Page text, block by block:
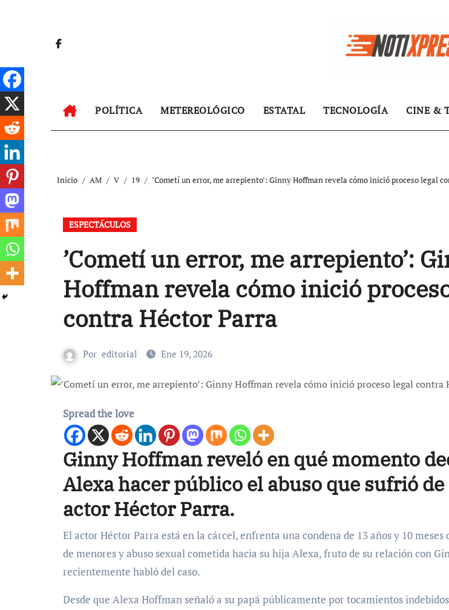
POLÍTICA METEREOLÓGICO ESTATAL TECNOLOGÍA CINE &
Inicio AM V 19 ⁠’Cometí un error, me arrepiento’: Ginny Hoffman revela cómo inició proceso legal
ESPECTÁCULOS
⁠’Cometí un error, me arrepiento’:
Hoffman revela cómo inició
contra Héctor Parra
Por editorial Ene 19, 2026
Spread the love
Ginny Hoffman reveló en qué momento
Alexa hacer público el abuso que sufrió de
actor Héctor Parra.
El actor Héctor Parra está en la cárcel, enfrenta una condena de 13 años y 10 meses de prisión por corrupción
de menores y abuso sexual cometida hacia su hija Alexa, fruto de su relación con
recientemente habló del caso.
Desde que Alexa Hoffman señaló a su papá públicamente por tocamientos